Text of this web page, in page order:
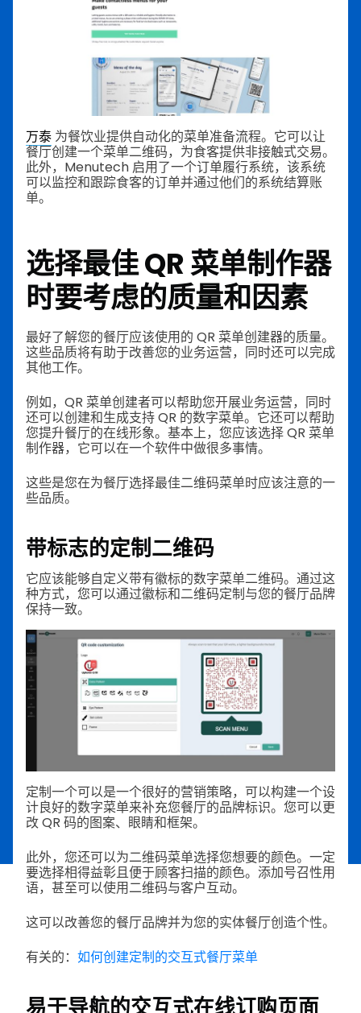
万泰 为餐饮业提供自动化的菜单准备流程。它可以让
餐厅创建一个菜单二维码，为食客提供非接触式交易。
此外，Menutech 启用了一个订单履行系统，该系统
可以监控和跟踪食客的订单并通过他们的系统结算账
单。
选择最佳 QR 菜单制作器
时要考虑的质量和因素
最好了解您的餐厅应该使用的 QR 菜单创建器的质量。
这些品质将有助于改善您的业务运营，同时还可以完成
其他工作。
例如，QR 菜单创建者可以帮助您开展业务运营，同时
还可以创建和生成支持 QR 的数字菜单。它还可以帮助
您提升餐厅的在线形象。基本上，您应该选择 QR 菜单
制作器，它可以在一个软件中做很多事情。
这些是您在为餐厅选择最佳二维码菜单时应该注意的一
些品质。
带标志的定制二维码
它应该能够自定义带有徽标的数字菜单二维码。通过这
种方式，您可以通过徽标和二维码定制与您的餐厅品牌
保持一致。
定制一个可以是一个很好的营销策略，可以构建一个设
计良好的数字菜单来补充您餐厅的品牌标识。您可以更
改 QR 码的图案、眼睛和框架。
此外，您还可以为二维码菜单选择您想要的颜色。一定
要选择相得益彰且便于顾客扫描的颜色。添加号召性用
语，甚至可以使用二维码与客户互动。
这可以改善您的餐厅品牌并为您的实体餐厅创造个性。
有关的： 如何创建定制的交互式餐厅菜单